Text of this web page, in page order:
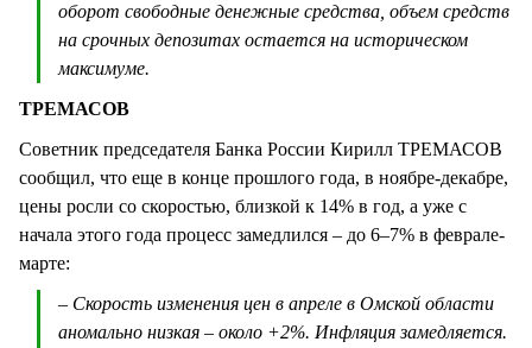
оборот свободные денежные средства, объем средств
на срочных депозитах остается на историческом
максимуме.
ТРЕМАСОВ
Советник председателя Банка России Кирилл ТРЕМАСОВ
сообщил, что еще в конце прошлого года, в ноябре-декабре,
цены росли со скоростью, близкой к 14% в год, а уже с
начала этого года процесс замедлился – до 6–7% в феврале-
марте:
– Скорость изменения цен в апреле в Омской области
аномально низкая – около +2%. Инфляция замедляется.